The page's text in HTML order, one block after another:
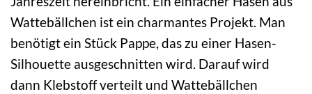
Wattebällchen ist ein charmantes Projekt. Man
benötigt ein Stück Pappe, das zu einer Hasen-
Silhouette ausgeschnitten wird. Darauf wird
dann Klebstoff verteilt und Wattebällchen